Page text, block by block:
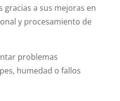
gracias a sus mejoras en
y procesamiento de
problemas
humedad o fallos